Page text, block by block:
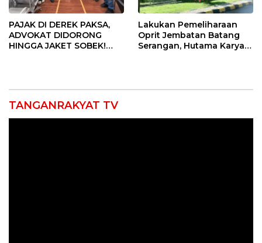
PAJAK DI DEREK PAKSA,
ADVOKAT DIDORONG
HINGGA JAKET SOBEK!
Lakukan Pemeliharaan
Oprit Jembatan Batang
Serangan, Hutama Karya
TANGANRAKYAT TV